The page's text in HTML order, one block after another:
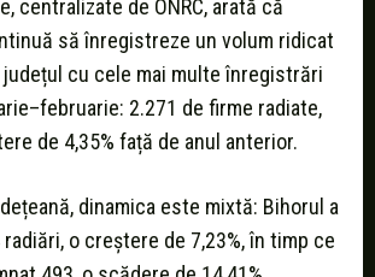
centralizate de ONRC, arată că
să înregistreze un volum ridicat
cu cele mai multe înregistrări
2.271 de firme radiate,
de 4,35% față de anul anterior.
dinamica este mixtă: Bihorul a
o creștere de 7,23%, în timp ce